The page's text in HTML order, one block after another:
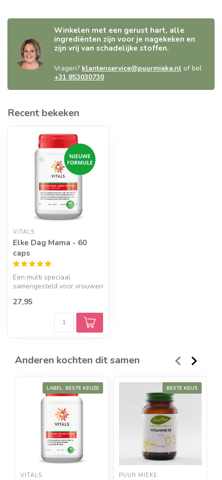
Winkelen met een gerust hart, alle
ingrediënten zijn voor je nagekeken en
zijn vrij van schadelijke stoffen.
Vragen? klantenservice@puurmieke.nl of bel
+31 853030730
Recent bekeken
VITALS
Elke Dag Mama - 60
caps
Een multi speciaal
samengesteld voor vrouwen
zwangerscha...
27,95
Anderen kochten dit samen
LABEL: BESTE KEUZE
VITALS
BESTE KEUS
PUUR MIEKE